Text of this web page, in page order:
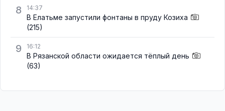
8 14:37
В Елатьме запустили фонтаны в пруду Козиха
(215)
9 16:12
В Рязанской области ожидается тёплый день
(63)